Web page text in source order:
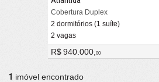
Cobertura Duplex
2 dormitórios (1 suíte)
2 vagas
R$ 940.000, 00
1 imóvel encontrado